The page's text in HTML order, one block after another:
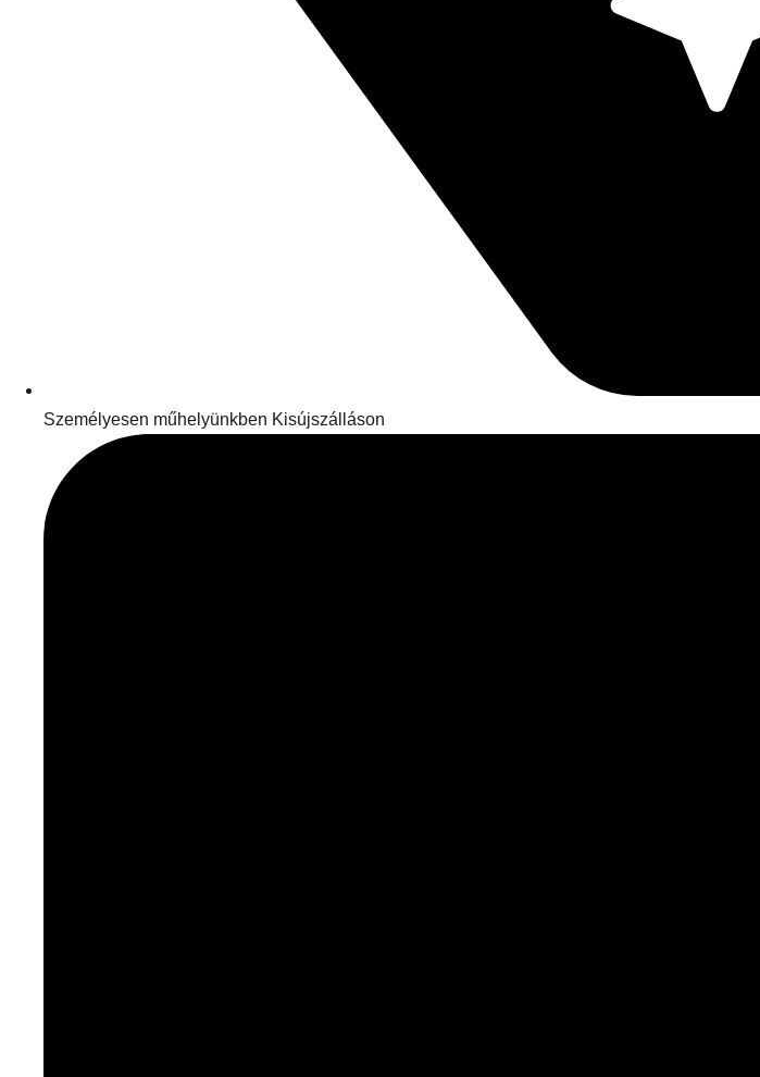
Személyesen műhelyünkben Kisújszálláson